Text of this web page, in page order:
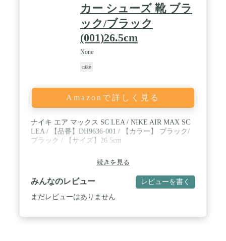
カー シューズ 靴 ブラ
ック/ブラック
(001)26.5cm
None
nike
Amazonで詳しく見る
ナイキ エア マックス SC LEA / NIKE AIR MAX SC
LEA / 【品番】DH9636-001 / 【カラー】 ブラック/
ブラック / 【サイズ】26.5cm
続きを見る
みんなのレビュー レビューを書く
まだレビューはありません